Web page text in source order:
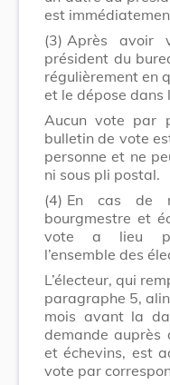
est
(3) Après avoir
président du
régulièrement en
et le dépose dans
Aucun vote par
bulletin de vote
personne et ne
ni sous pli postal.
(4) En cas de
bourgmestre et
vote a lieu
l’ensemble des
L’électeur, qui
paragraphe 5,
mois avant la
demande auprès
et échevins, est
vote par